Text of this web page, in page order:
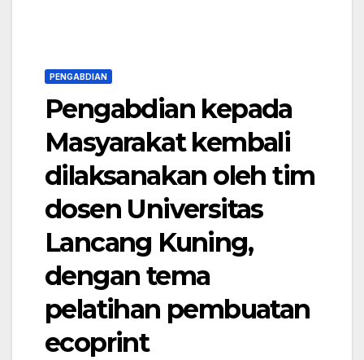
PENGABDIAN
Pengabdian kepada
Masyarakat kembali
dilaksanakan oleh tim
dosen Universitas
Lancang Kuning,
dengan tema
pelatihan pembuatan
ecoprint